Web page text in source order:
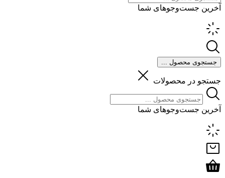
آخرین جست‌وجوهای شما
جستجوی محصول ...
جستجو در محصولات
آخرین جست‌وجوهای شما